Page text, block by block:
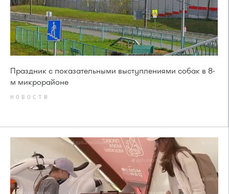
Праздник с показательными выступлениями собак в 8-
м микрорайоне
НОВОСТИ